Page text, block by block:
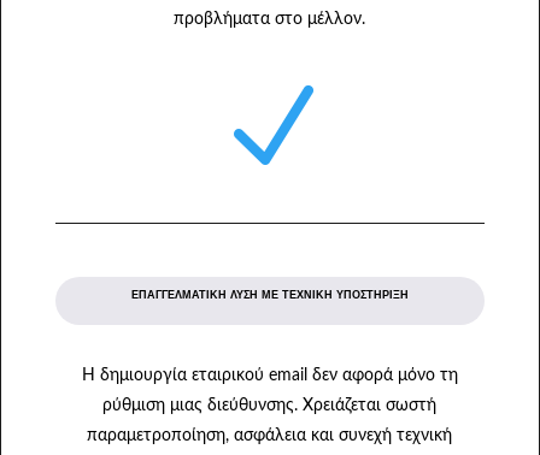
προβλήματα στο μέλλον.
N
ΕΠΑΓΓΕΛΜΑΤΙΚΉ ΛΎΣΗ ΜΕ ΤΕΧΝΙΚΉ ΥΠΟΣΤΉΡΙΞΗ
Η δημιουργία εταιρικού email δεν αφορά μόνο τη
ρύθμιση μιας διεύθυνσης. Χρειάζεται σωστή
παραμετροποίηση, ασφάλεια και συνεχή τεχνική